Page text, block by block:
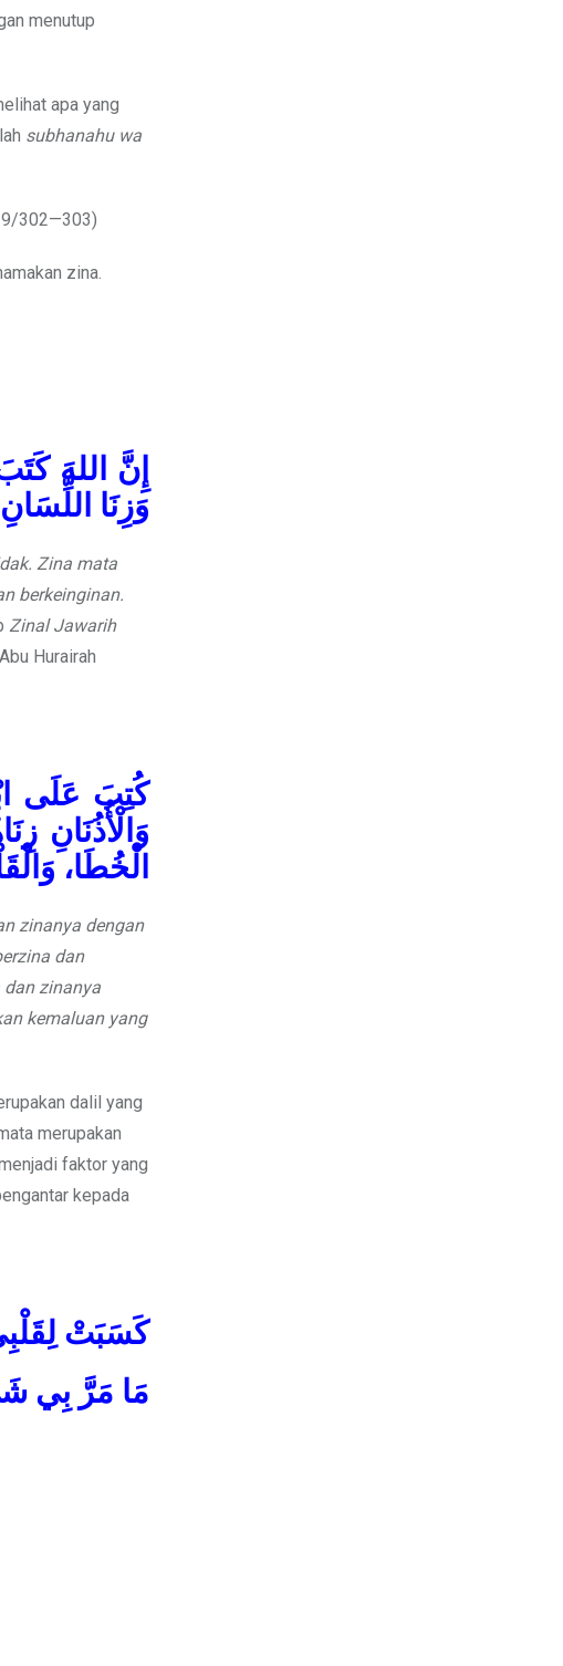
menutup
apa yang
subhanahu wa
9/302—303)
zina.
إِنَّ اللهَ
وَزِنَا
Zina mata
berkeinginan.
Zinal Jawarih
Hurairah
كُتِبَ عَلَى
وَالْأُذُنَانِ
الْخُطَا،
zinanya dengan
dan
dan zinanya
kemaluan yang
dalil yang
merupakan
faktor yang
kepada
كَسَبَتْ
مَا مَرَّ بِي